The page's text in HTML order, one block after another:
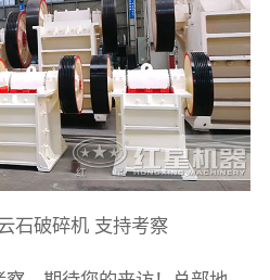
石破碎机 支持考察